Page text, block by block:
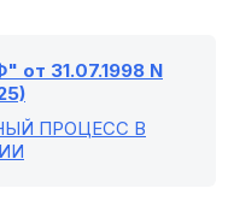
31.07.1998 N
ПРОЦЕСС В